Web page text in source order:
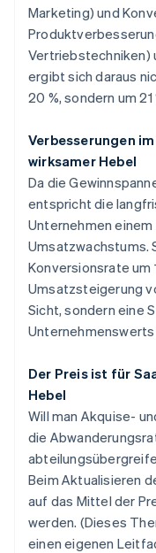
Marketing) und
Vertriebstechniken)
ergibt sich daraus
20 %, sondern um 21
Verbesserungen
wirksamer Hebel
Da die
entspricht die
Unternehmen
Umsatzwachstums.
Konversionsrate um
Umsatzsteigerung
Sicht, sondern eine
Unternehmenswerts
Der Preis ist für
Hebel
Will man Akquise-
die
Beim Aktualisieren
auf das Mittel der
werden. (Dieses
einen eigenen